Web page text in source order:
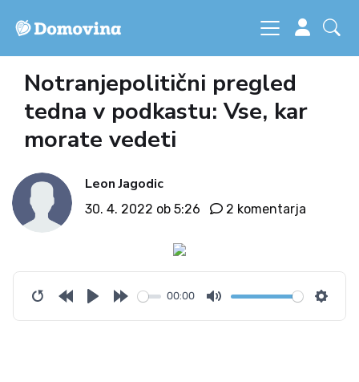
Notranjepolitični pregled
tedna v podkastu: Vse, kar
morate vedeti
Leon Jagodic
30. 4. 2022 ob 5:26 2 komentarja
00:00